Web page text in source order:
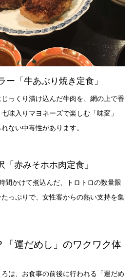
ー「牛あぶり焼き定食」
っくり漬け込んだ牛肉を、網の上で香
味入りマヨネーズで楽しむ「味変」
ない中毒性があります。
赤みそホホ肉定食」
間かけて煮込んだ、トロトロの数量限
っぷりで、女性客からの熱い支持を集
「運だめし」のワクワク体
は、お食事の前後に行われる「運だめ